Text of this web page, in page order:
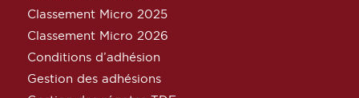
Classement Micro 2025
Classement Micro 2026
Conditions d’adhésion
Gestion des adhésions